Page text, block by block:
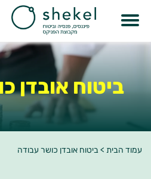
ביטוח אובדן
עמוד הבית >ביטוח אובדן כושר עבודה